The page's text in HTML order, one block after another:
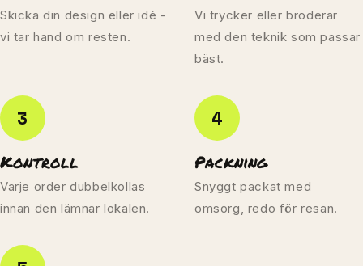
Skicka din design eller idé -
vi tar hand om resten.
Vi trycker eller broderar
med den teknik som passar
bäst.
3
Kontroll
Varje order dubbelkollas
innan den lämnar lokalen.
4
Packning
Snyggt packat med
omsorg, redo för resan.